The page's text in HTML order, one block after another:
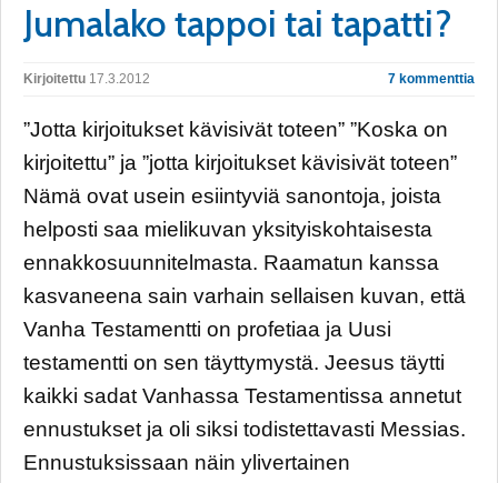
Jumalako tappoi tai tapatti?
Kirjoitettu 17.3.2012 7 kommenttia
”Jotta kirjoitukset kävisivät toteen” ”Koska on
kirjoitettu” ja ”jotta kirjoitukset kävisivät toteen”
Nämä ovat usein esiintyviä sanontoja, joista
helposti saa mielikuvan yksityiskohtaisesta
ennakkosuunnitelmasta. Raamatun kanssa
kasvaneena sain varhain sellaisen kuvan, että
Vanha Testamentti on profetiaa ja Uusi
testamentti on sen täyttymystä. Jeesus täytti
kaikki sadat Vanhassa Testamentissa annetut
ennustukset ja oli siksi todistettavasti Messias.
Ennustuksissaan näin ylivertainen